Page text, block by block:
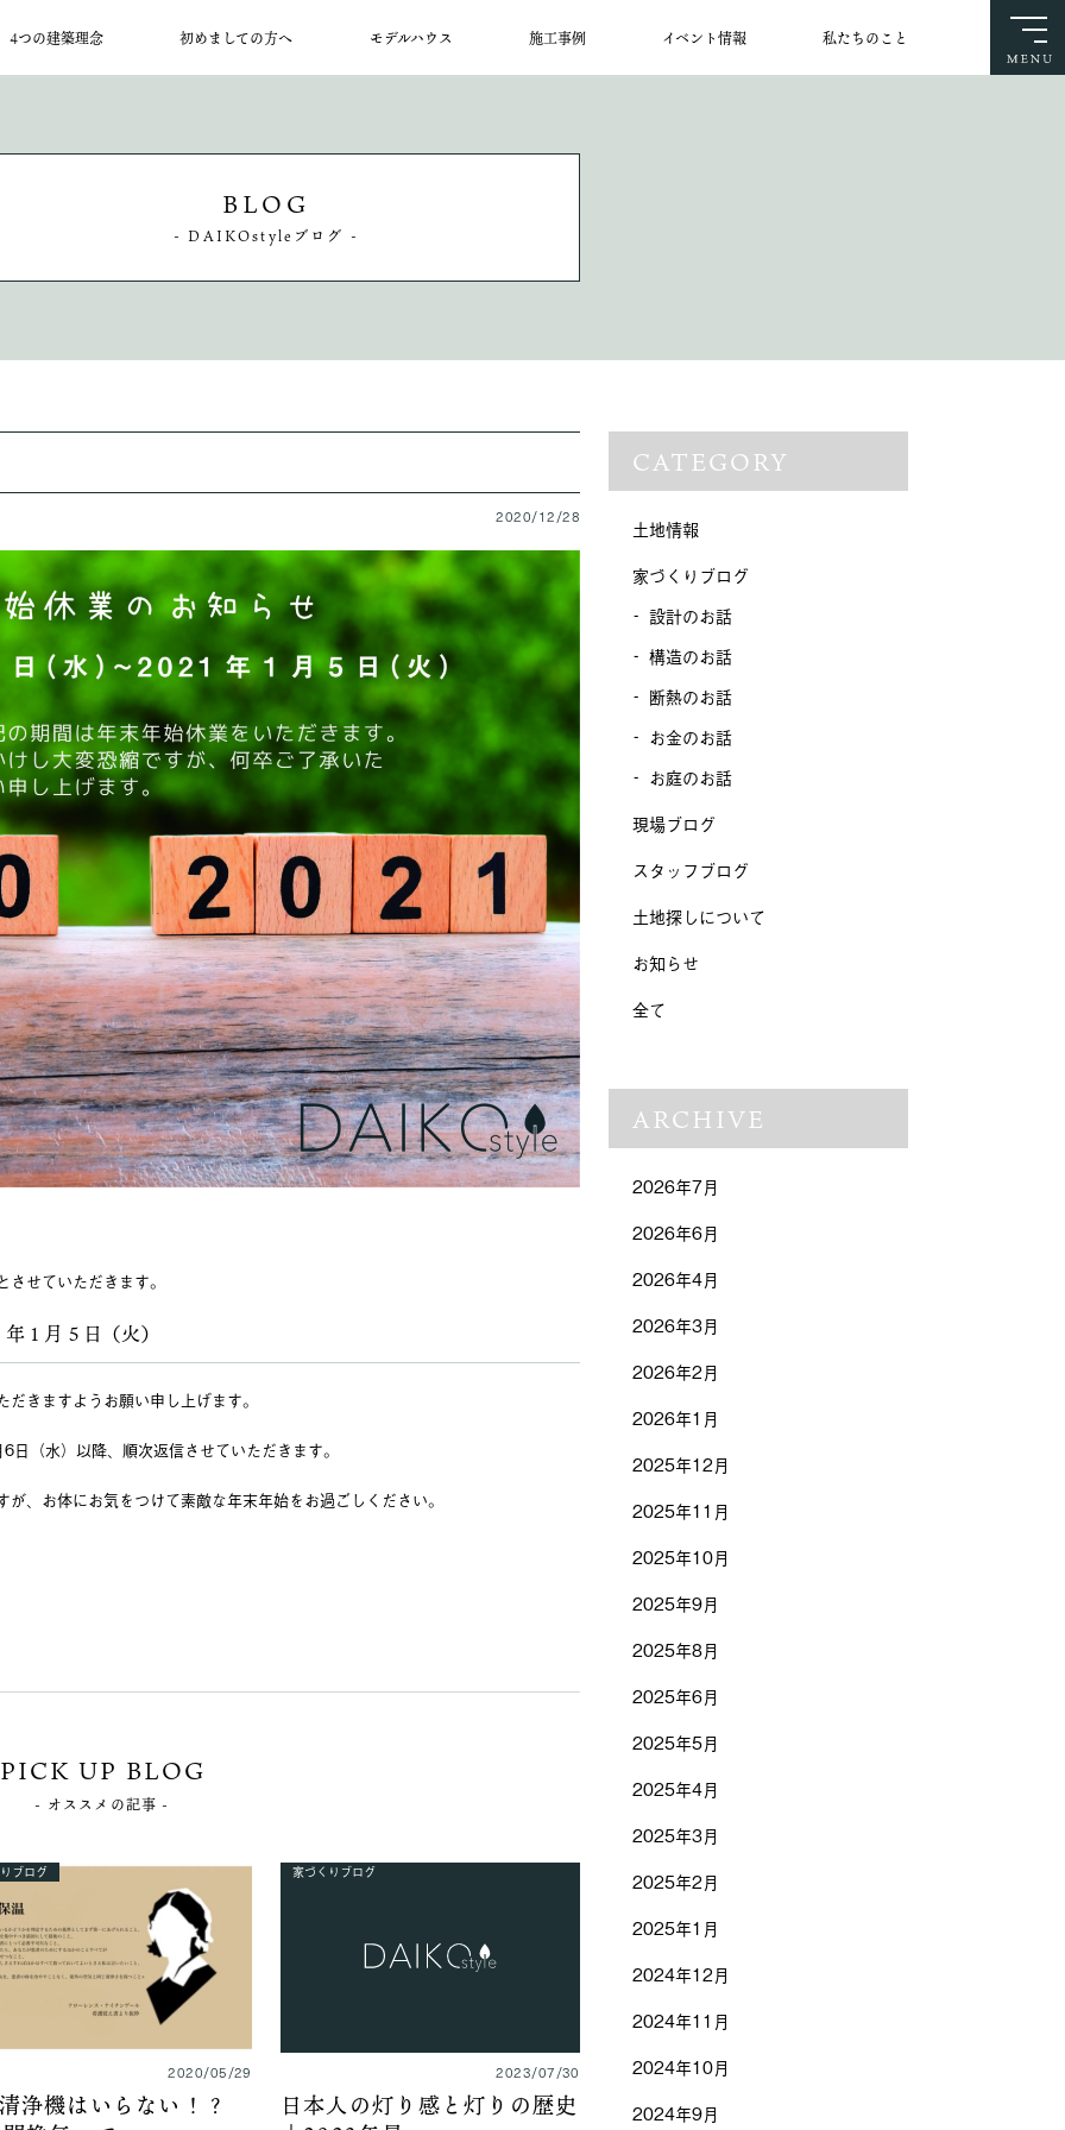
4つの建築理念 初めましての方へ モデルハウス 施工事例 イベント情報 私たちのこと
BLOG
- DAIKOstyleブログ -
2020/12/28
せていただきます。
１月５日（火）
きますようお願い申し上げます。
（水）以降、順次返信させていただきます。
、お体にお気をつけて素敵な年末年始をお過ごしください。
PICK UP BLOG
- オススメの記事 -
ブログ
2020/05/29
浄機はいらない！？
家づくりブログ
2023/07/30
日本人の灯り感と灯りの歴史
CATEGORY
土地情報
家づくりブログ
設計のお話
構造のお話
断熱のお話
お金のお話
お庭のお話
現場ブログ
スタッフブログ
土地探しについて
お知らせ
全て
ARCHIVE
2026年7月
2026年6月
2026年4月
2026年3月
2026年2月
2026年1月
2025年12月
2025年11月
2025年10月
2025年9月
2025年8月
2025年6月
2025年5月
2025年4月
2025年3月
2025年2月
2025年1月
2024年12月
2024年11月
2024年10月
2024年9月